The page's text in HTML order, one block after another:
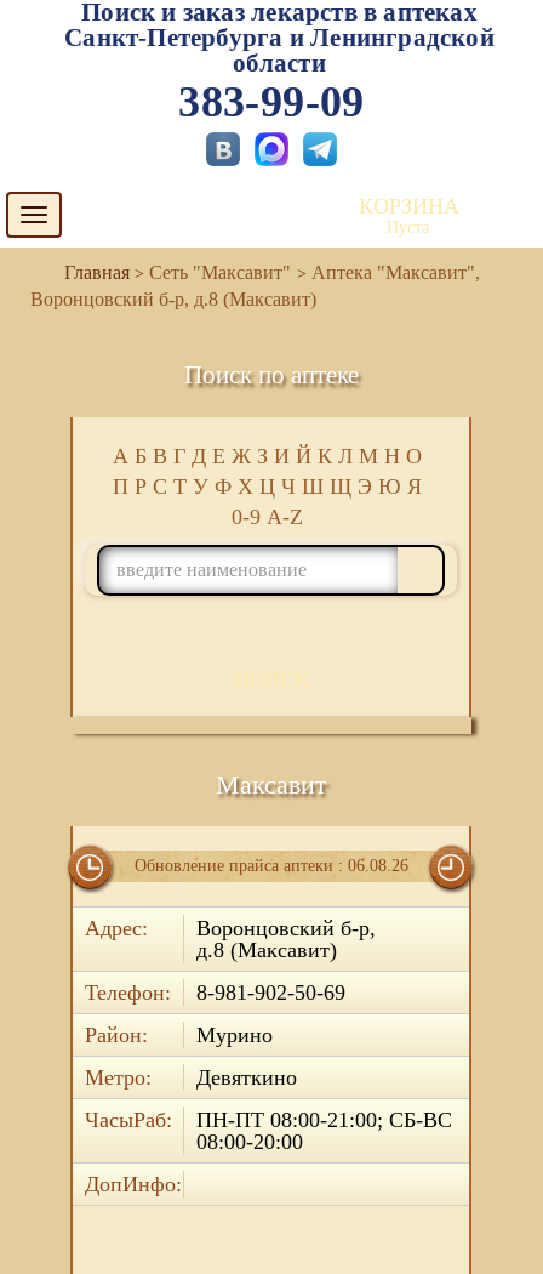
Поиск и заказ лекарств в аптеках
Санкт-Петербурга и Ленинградской
области
383-99-09
Toggle
navigation
КОРЗИНА
Пуста
Сеть "Максавит"
Аптека "Максавит",
Воронцовский б-р, д.8 (Максавит)
Поиск по аптеке
А Б В Г Д Е Ж З И Й К Л М Н О
П Р С Т У Ф Х Ц Ч Ш Щ Э Ю Я
0-9 A-Z
ПОИСК
Максавит
Обновление прайса аптеки : 06.08.26
Адрес:
Воронцовский б-р,
д.8 (Максавит)
Телефон:
8-981-902-50-69
Район:
Мурино
Метро:
Девяткино
ЧасыРаб:
ПН-ПТ 08:00-21:00; СБ-ВС
08:00-20:00
ДопИнфо: